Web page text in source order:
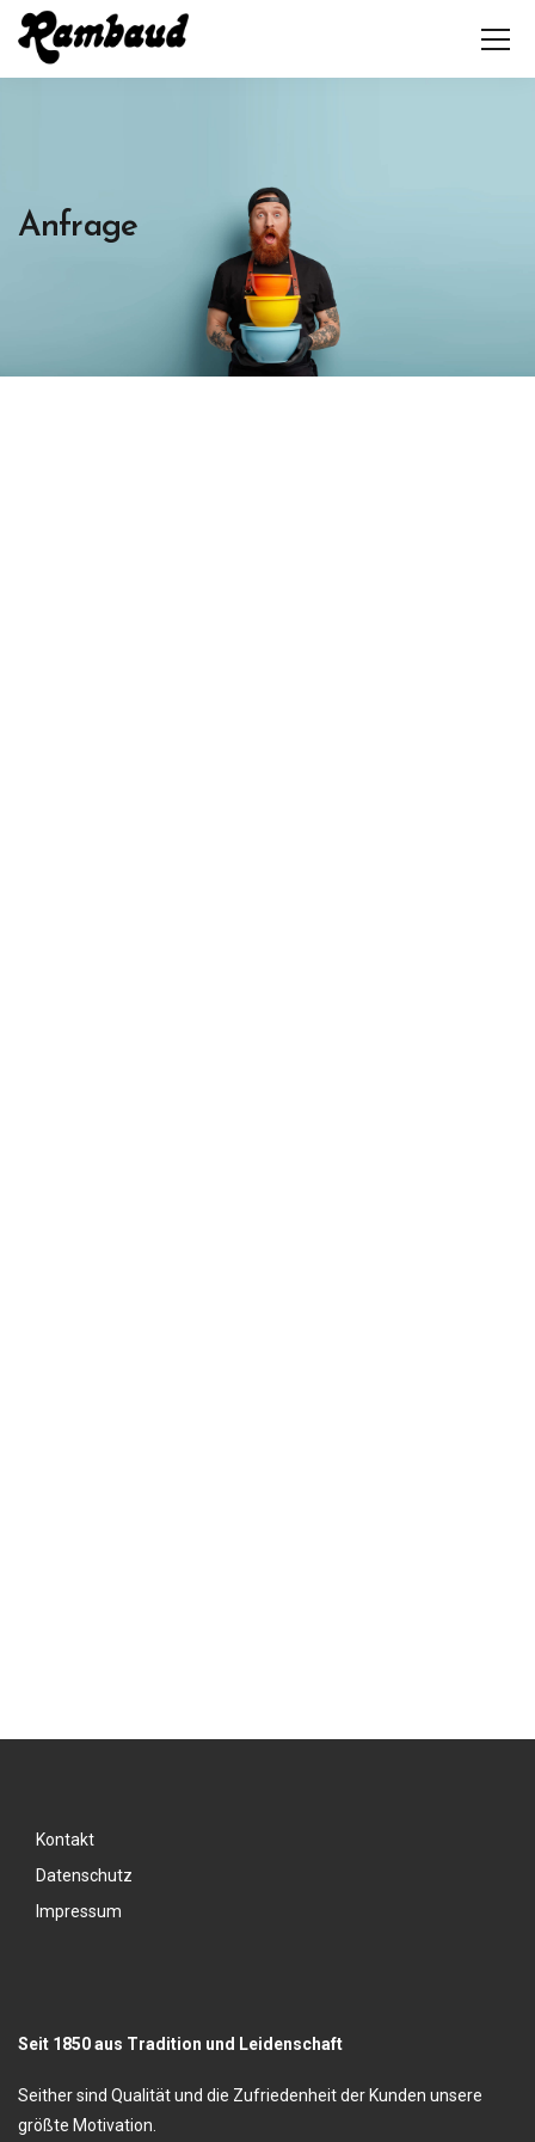
Anfrage
Kontakt
Datenschutz
Impressum
Seit 1850 aus Tradition und Leidenschaft
Seither sind Qualität und die Zufriedenheit der Kunden unsere
größte Motivation.